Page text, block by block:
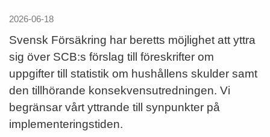
2026-06-18
Svensk Försäkring har beretts möjlighet att yttra
sig över SCB:s förslag till föreskrifter om
uppgifter till statistik om hushållens skulder samt
den tillhörande konsekvensutredningen. Vi
begränsar vårt yttrande till synpunkter på
implementeringstiden.